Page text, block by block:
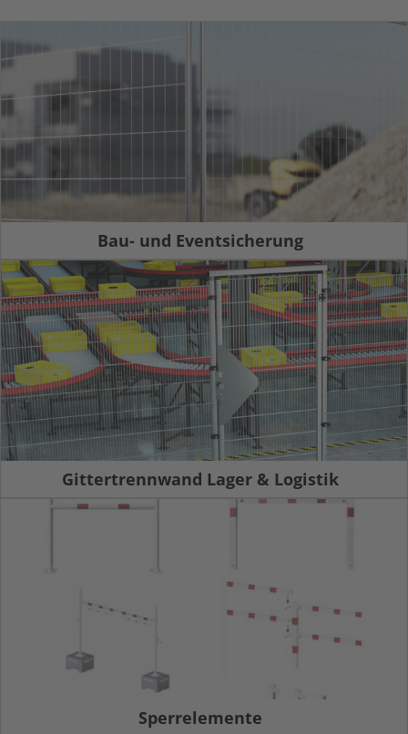
Bau- und Eventsicherung
Gittertrennwand Lager & Logistik
Sperrelemente